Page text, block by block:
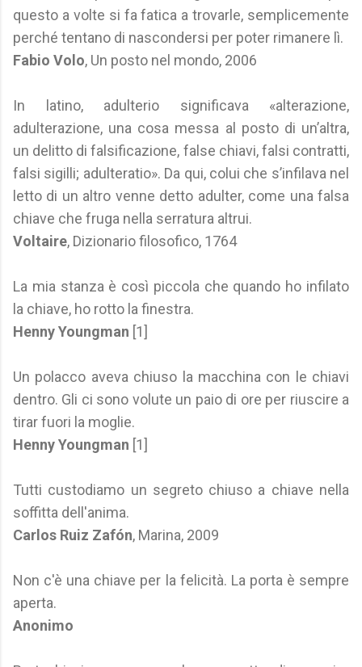
questo a volte si fa fatica a trovarle, semplicemente
perché tentano di nascondersi per poter rimanere lì.
Fabio Volo, Un posto nel mondo, 2006
In latino, adulterio significava «alterazione,
adulterazione, una cosa messa al posto di un’altra,
un delitto di falsificazione, false chiavi, falsi contratti,
falsi sigilli; adulteratio». Da qui, colui che s’infilava nel
letto di un altro venne detto adulter, come una falsa
chiave che fruga nella serratura altrui.
Voltaire, Dizionario filosofico, 1764
La mia stanza è così piccola che quando ho infilato
la chiave, ho rotto la finestra.
Henny Youngman [1]
Un polacco aveva chiuso la macchina con le chiavi
dentro. Gli ci sono volute un paio di ore per riuscire a
tirar fuori la moglie.
Henny Youngman [1]
Tutti custodiamo un segreto chiuso a chiave nella
soffitta dell'anima.
Carlos Ruiz Zafón, Marina, 2009
Non c'è una chiave per la felicità. La porta è sempre
aperta.
Anonimo